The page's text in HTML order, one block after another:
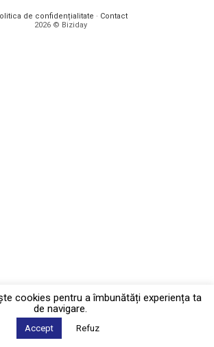
de confidențialitate · Contact
2026 © Biziday
cookies pentru a îmbunătăți experiența ta
de navigare.
Accept Refuz